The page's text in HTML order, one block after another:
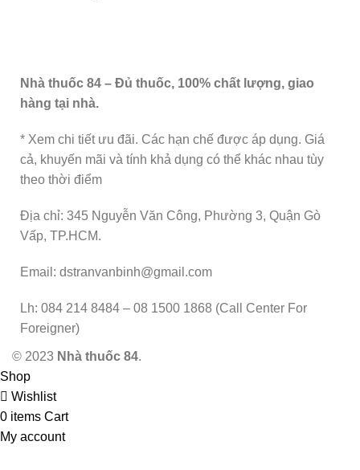
Nhà thuốc 84 – Đủ thuốc, 100% chất lượng, giao
hàng tại nhà.
* Xem chi tiết ưu đãi. Các hạn chế được áp dụng. Giá
cả, khuyến mãi và tính khả dụng có thể khác nhau tùy
theo thời điểm
Địa chỉ: 345 Nguyễn Văn Công, Phường 3, Quận Gò
Vấp, TP.HCM.
Email: dstranvanbinh@gmail.com
Lh: 084 214 8484 – 08 1500 1868 (Call Center For
Foreigner)
© 2023 Nhà thuốc 84.
Shop
Wishlist
0 items Cart
My account